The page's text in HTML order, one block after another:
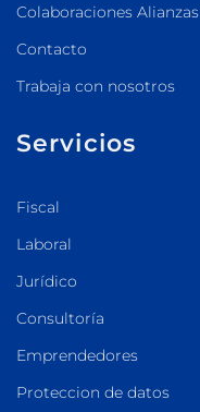
Colaboraciones Alianzas
Contacto
Trabaja con nosotros
Servicios
Fiscal
Laboral
Jurídico
Consultoría
Emprendedores
Proteccion de datos